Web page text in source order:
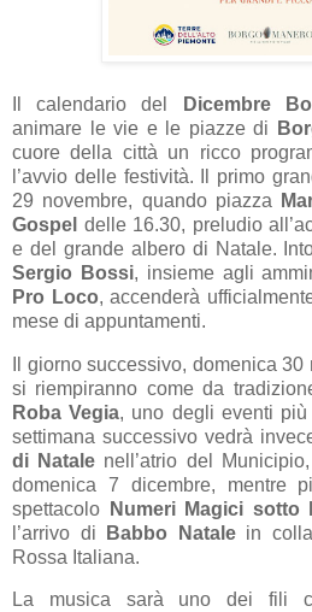
Il calendario del Dicembre
animare le vie e le piazze di
cuore della città un ricco
l’avvio delle festività. Il primo
29 novembre, quando piazza
Gospel delle 16.30, preludio
e del grande albero di Natale.
Sergio Bossi, insieme agli
Pro Loco, accenderà
mese di appuntamenti.
Il giorno successivo, domenica
si riempiranno come da
Roba Vegia, uno degli eventi
settimana successivo vedrà
di Natale nell’atrio del
domenica 7 dicembre, mentre
spettacolo
Numeri Magici sotto
l’arrivo di
Babbo Natalein
Rossa Italiana.
La musica sarà uno dei fili